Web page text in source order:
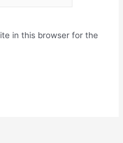
in this browser for the